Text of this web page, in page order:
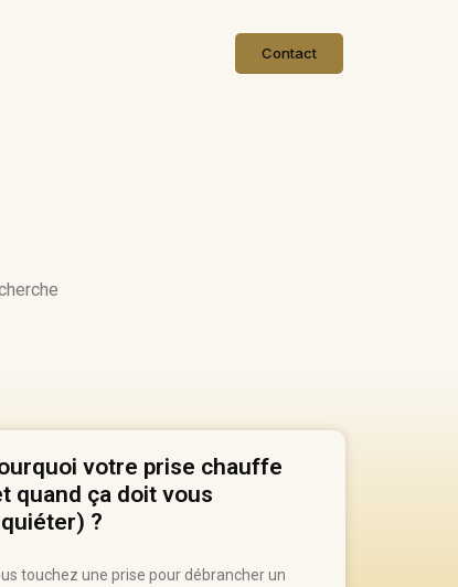
Contact
votre prise chauffe
quand ça doit vous
?
touchez une prise pour débrancher un